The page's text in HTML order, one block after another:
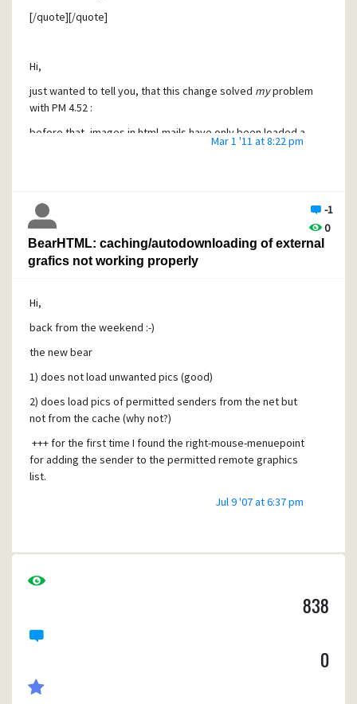
[/quote][/quote]
Hi,
just wanted to tell you, that this change solved myproblem
with PM 4.52 :
before that, images in html-mails have only been loaded a
couple of times, then only after restarting windows.
jcp
Mar 1 '11 at 8:22 pm
-1
0
BearHTML: caching/autodownloading of external
grafics not working properly
Hi,
back from the weekend :-)
the new bear
1) does not load unwanted pics (good)
2) does load pics of permitted senders from the net but
not from the cache (why not?)
+++ for the first time I found the right-mouse-menuepoint
for adding the sender to the permitted remote graphics
list.
Jul 9 '07 at 6:37 pm
838
0